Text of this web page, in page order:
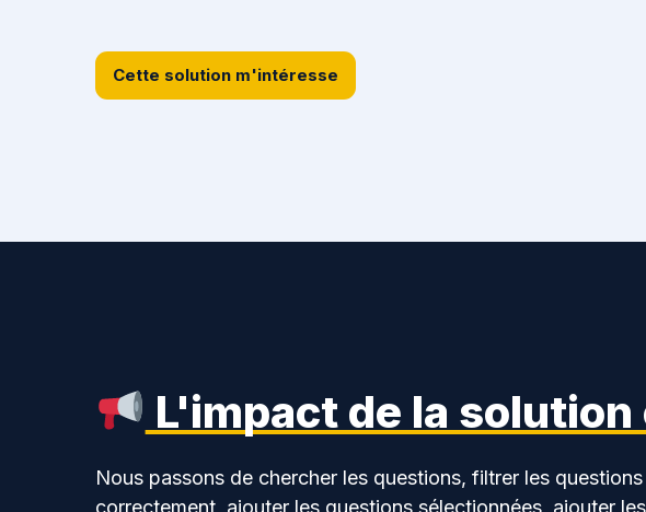
Cette solution m'intéresse
L'impact de la
Nous passons de chercher les questions, filtrer les
correctement, ajouter les questions sélectionnées, ajouter